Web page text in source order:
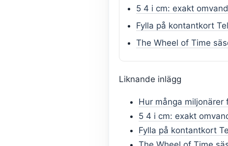
5 4 i cm: exakt
Fylla på kontantkort
The Wheel of Time
Liknande inlägg
Hur många
5 4 i cm: exakt
Fylla på kontantkort